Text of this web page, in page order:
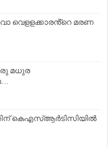
വെളളക്കാരൻ്റെ മരണ
മധുര
കെഎസ്ആര്‍ടിസിയില്‍